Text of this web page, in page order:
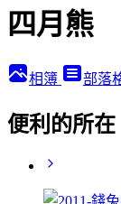
四月熊
相簿 部落
便利的所在